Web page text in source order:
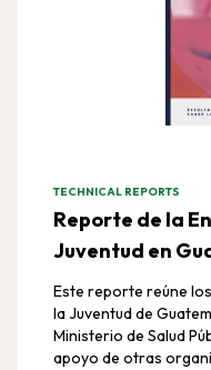
TECHNICAL REPORTS
Reporte de la
Juventud en
Este reporte reúne
la Juventud de
Ministerio de Salud
apoyo de otras